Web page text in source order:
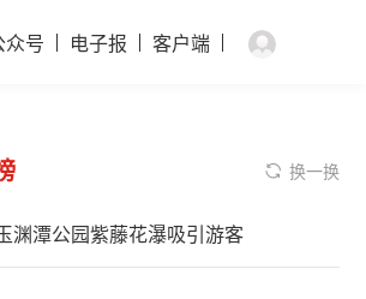
众号 电子报 客户端
换一换
渊潭公园紫藤花瀑吸引游客